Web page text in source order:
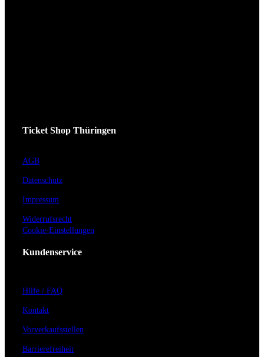
Ticket Shop Thüringen
AGB
Datenschutz
Impressum
Widerrufsrecht
Cookie-Einstellungen
Kundenservice
Hilfe / FAQ
Kontakt
Vorverkaufsstellen
Barrierefreiheit